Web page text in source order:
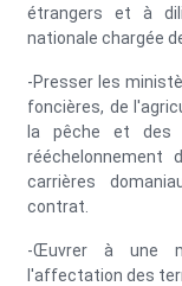
étrangers et à
nationale chargée
-Presser les
foncières, de
la pêche et des
rééchelonnement
carrières
contrat.
-Œuvrer à une
l'affectation des